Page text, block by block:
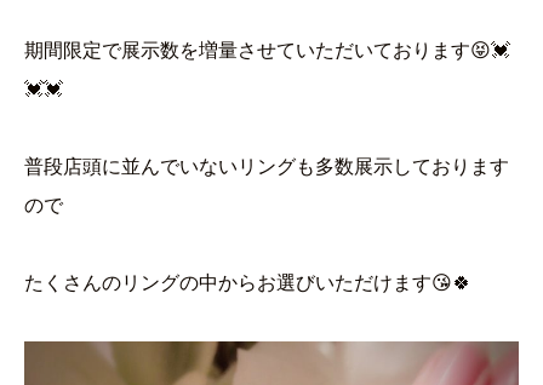
期間限定で展示数を増量させていただいております😝💓
💓💓
普段店頭に並んでいないリングも多数展示しております
ので
たくさんのリングの中からお選びいただけます😘🍀